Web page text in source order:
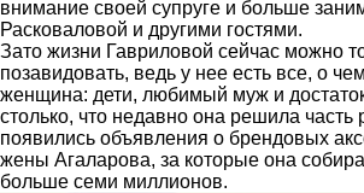
внимание своей супруге и больше
Расковаловой и другими гостями.
Зато жизни Гавриловой сейчас можно
позавидовать, ведь у нее есть все, о
женщина: дети, любимый муж и
столько, что недавно она решила часть
появились объявления о брендовых
жены Агаларова, за которые она
больше семи миллионов.